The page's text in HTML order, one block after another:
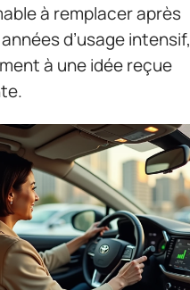
à remplacer après
d’usage intensif,
à une idée reçue